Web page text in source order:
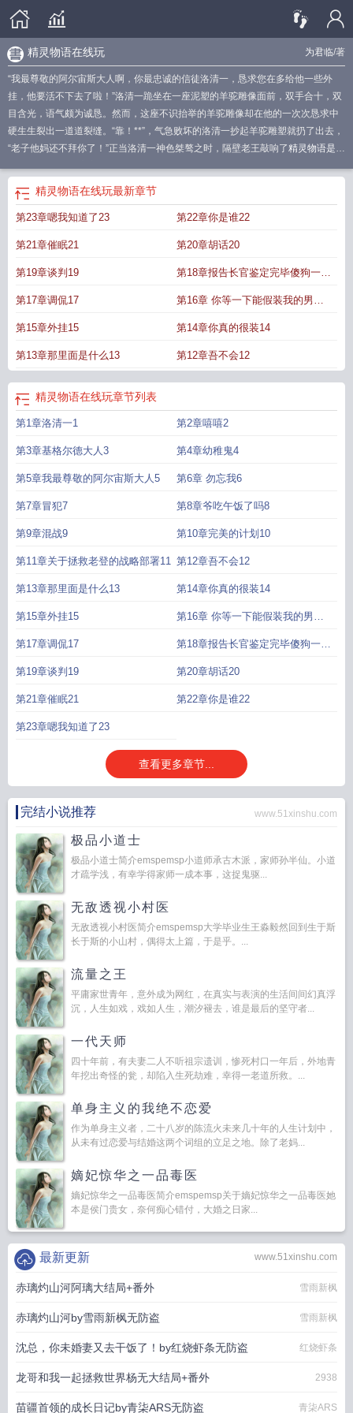
为君临/著
精灵物语在线玩
“我最尊敬的阿尔宙斯大人啊，你最忠诚的信徒洛清一，恳求您在多给他一些外
挂，他要活不下去了啦！”洛清一跪坐在一座泥塑的羊驼雕像面前，双手合十，双
目含光，语气颇为诚恳。然而，这座不识抬举的羊驼雕像却在他的一次次恳求中
硬生生裂出一道道裂缝。“靠！**”，气急败坏的洛清一抄起羊驼雕塑就扔了出去，
“老子他妈还不拜你了！”正当洛清一神色桀骜之时，隔壁老王敲响了精灵物语是什
精灵物语手游 精灵物语手机版
灵物语是什么游戏
略精灵物语精灵物语3 精灵物语在线玩精灵物语精灵图鉴
科精灵物语系列游戏 new game精灵物语 精灵物语的精灵
精灵物语在线玩最新章节
第23章嗯我知道了23 第22章你是谁22
第21章催眠21 第20章胡话20
第19章谈判19 第18章报告长官鉴定完毕傻狗一个
18
第17章调侃17 第16章 你等一下能假装我的男朋
友吗16
第15章外挂15 第14章你真的很装14
第13章那里面是什么13 第12章吾不会12
精灵物语在线玩章节列表
第1章洛清一1 第2章嘻嘻2
第3章基格尔德大人3 第4章幼稚鬼4
第5章我最尊敬的阿尔宙斯大人5 第6章 勿忘我6
第7章冒犯7 第8章爷吃午饭了吗8
第9章混战9 第10章完美的计划10
第11章关于拯救老登的战略部署11 第12章吾不会12
第13章那里面是什么13 第14章你真的很装14
第15章外挂15 第16章 你等一下能假装我的男朋
友吗16
第17章调侃17 第18章报告长官鉴定完毕傻狗一个
18
第19章谈判19 第20章胡话20
第21章催眠21 第22章你是谁22
第23章嗯我知道了23
查看更多章节...
完结小说推荐 www.51xinshu.com
极品小道士
极品小道士简介emspemsp小道师承古木派，家师孙半仙。小道
才疏学浅，有幸学得家师一成本事，这捉鬼驱...
无敌透视小村医
无敌透视小村医简介emspemsp大学毕业生王淼毅然回到生于斯
长于斯的小山村，偶得太上篇，于是乎。...
流量之王
平庸家世青年，意外成为网红，在真实与表演的生活间间幻真浮
沉，人生如戏，戏如人生，潮汐褪去，谁是最后的坚守者...
一代天师
四十年前，有夫妻二人不听祖宗遗训，惨死村口一年后，外地青
年挖出奇怪的瓮，却陷入生死劫难，幸得一老道所救。...
单身主义的我绝不恋爱
作为单身主义者，二十八岁的陈流火未来几十年的人生计划中，
从未有过恋爱与结婚这两个词组的立足之地。除了老妈...
嫡妃惊华之一品毒医
嫡妃惊华之一品毒医简介emspemsp关于嫡妃惊华之一品毒医她
本是侯门贵女，奈何痴心错付，大婚之日家...
www.51xinshu.com
最新更新
赤璃灼山河阿璃大结局+番外 雪雨新枫
赤璃灼山河by雪雨新枫无防盗 雪雨新枫
沈总，你未婚妻又去干饭了！by红烧虾条无防盗 红烧虾条
龙哥和我一起拯救世界杨无大结局+番外 2938
苗疆首领的成长日记by青柒ARS无防盗 青柒ARS